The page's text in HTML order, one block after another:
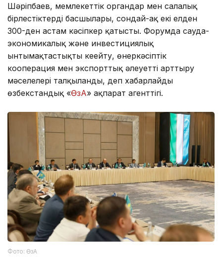
Шәріпбаев, мемлекеттік органдар мен салалық
бірлестіктердің басшылары, сондай-ақ екі елден
300-ден астам кәсіпкер қатысты. Форумда сауда-
экономикалық және инвестициялық
ынтымақтастықты кеңейту, өнеркәсіптік
кооперация мен экспорттық әлеуетті арттыру
мәселелері талқыланды, деп хабарлайды
өзбекстандық «ӨзА» ақпарат агенттігі.
Фото: ӨзА